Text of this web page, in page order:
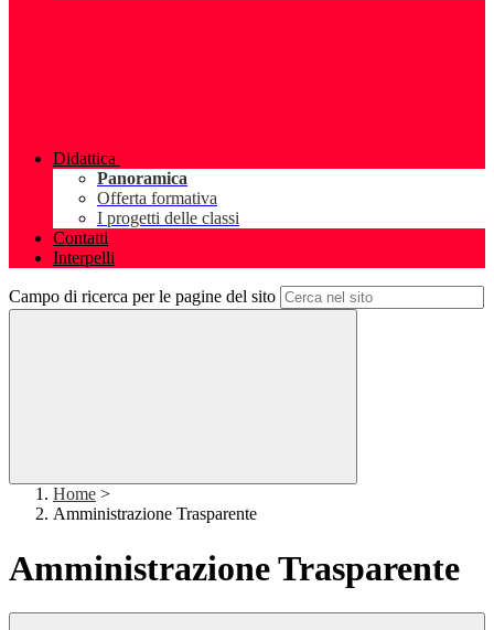
Didattica
Panoramica
Offerta formativa
I progetti delle classi
Contatti
Interpelli
Campo di ricerca per le pagine del sito
Home >
Amministrazione Trasparente
Amministrazione Trasparente